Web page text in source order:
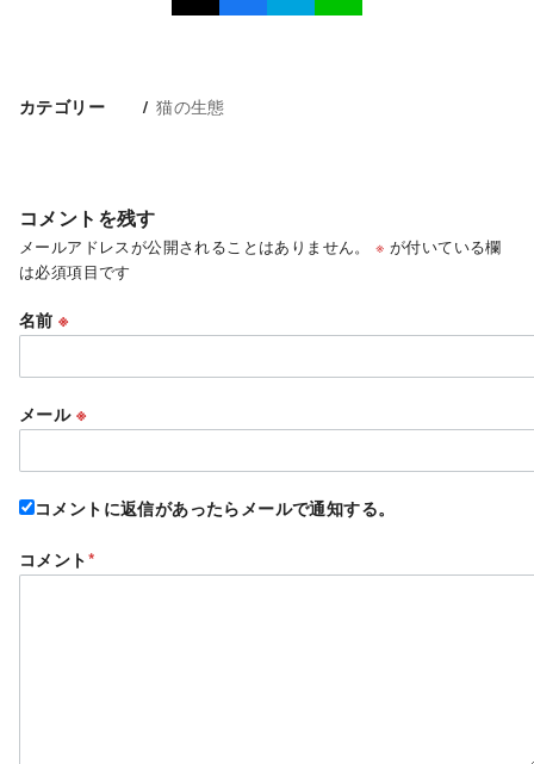
カテゴリー 猫の生態
コメントを残す
メールアドレスが公開されることはありません。 ※ が付いている欄
は必須項目です
名前※
メール ※
コメントに返信があったらメールで通知する。
コメント*